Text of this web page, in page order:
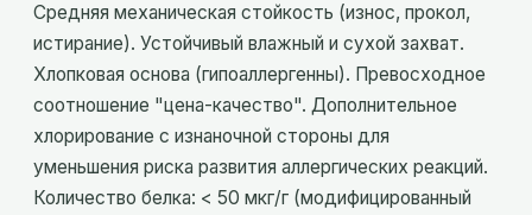
Средняя механическая стойкость (износ, прокол,
истирание). Устойчивый влажный и сухой захват.
Хлопковая основа (гипоаллергенны). Превосходное
соотношение "цена-качество". Дополнительное
хлорирование с изнаночной стороны для
уменьшения риска развития аллергических реакций.
Количество белка: < 50 мкг/г (модифицированный